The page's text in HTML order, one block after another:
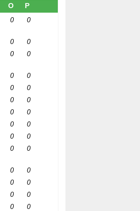
O P
0 0
0
0
0 0
0
0
0
0
0
0
0
0
0
0
0
0
0 0
0
0
0
0
0
0
0
0